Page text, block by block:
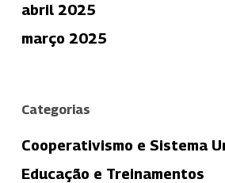
abril 2025
março 2025
Categorias
Cooperativismo e Sistema
Educação e Treinamentos